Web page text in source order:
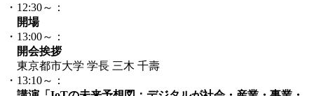
・12:30～：
開場
・13:00～：
開会挨拶
東京都市大学 学長 三木 千壽
・13:10～：